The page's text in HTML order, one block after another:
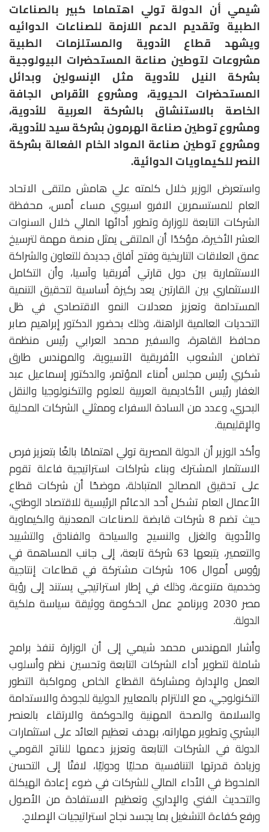
شيمي أن الدولة تولي اهتماما كبير بالصناعات
الطبية وتقديم الدعم اللازمة للصناعات الدوائيه
ويشهد قطاع الأدوية والمستلزمات الطبية
مشروعات لتوطين صناعة المستحضرات البيولوجية
بشركة النيل للأدوية مثل الإنسولين وبدائل
المستحضرات الحيوية، ومشروع الأقراص الجافة
الخاصة بالاستنشاق بالشركة العربية للأدوية،
ومشروع توطين صناعة الهرمون بشركة سيد للأدوية،
ومشروع توطين صناعة المواد الخام الفعالة بشركة
النصر للكيماويات الدوائية.
واستعرض الوزير خلال كلمته علي هامش ملتقى الاتحاد
العام للمستسمرين الافرو اسيوي مساء أمس، محفظة
الشركات التابعة للوزارة وتطور أدائها المالي خلال السنوات
العشر الأخيرة، مؤكدًا أن الملتقى يمثل منصة مهمة لترسيخ
عمق العلاقات التاريخية وفتح آفاق جديدة للتعاون والشراكة
الاستثمارية بين دول قارتي أفريقيا وآسيا، وأن التكامل
الاستثماري بين القارتين يعد ركيزة أساسية لتحقيق التنمية
المستدامة وتعزيز معدلات النمو الاقتصادي في ظل
التحديات العالمية الراهنة، وذلك بحضور الدكتور إبراهيم صابر
محافظ القاهرة، والسفير محمد العرابي رئيس منظمة
تضامن الشعوب الأفريقية الآسيوية، والمهندس طارق
شكري رئيس مجلس أمناء المؤتمر، والدكتور إسماعيل عبد
الغفار رئيس الأكاديمية العربية للعلوم والتكنولوجيا والنقل
البحري، وعدد من السادة السفراء وممثلي الشركات المحلية
والإقليمية.
وأكد الوزير أن الدولة المصرية تولي اهتمامًا بالغًا بتعزيز فرص
الاستثمار المشترك وبناء شراكات استراتيجية فاعلة تقوم
على تحقيق المصالح المتبادلة، موضحًا أن شركات قطاع
الأعمال العام تشكل أحد الدعائم الرئيسية للاقتصاد الوطني،
حيث تضم 8 شركات قابضة للصناعات المعدنية والكيماوية
والأدوية والغزل والنسيج والسياحة والفنادق والتشييد
والتعمير، يتبعها 63 شركة تابعة، إلى جانب المساهمة في
رؤوس أموال 106 شركات مشتركة في قطاعات إنتاجية
وخدمية متنوعة، وذلك في إطار استراتيجي يستند إلى رؤية
مصر 2030 وبرنامج عمل الحكومة ووثيقة سياسة ملكية
الدولة.
وأشار المهندس محمد شيمي إلى أن الوزارة تنفذ برامج
شاملة لتطوير أداء الشركات التابعة وتحسين نظم وأسلوب
العمل والإدارة ومشاركة القطاع الخاص ومواكبة التطور
التكنولوجي، مع الالتزام بالمعايير الدولية للجودة والاستدامة
والسلامة والصحة المهنية والحوكمة والارتقاء بالعنصر
البشري وتطوير مهاراته، بهدف تعظيم العائد على استثمارات
الدولة في الشركات التابعة وتعزيز دعمها للناتج القومي
وزيادة قدرتها التنافسية محليًا ودوليًا، لافتًا إلى التحسن
الملحوظ في الأداء المالي للشركات في ضوء إعادة الهيكلة
والتحديث الفني والإداري وتعظيم الاستفادة من الأصول
ورفع كفاءة التشغيل بما يجسد نجاح استراتيجيات الإصلاح.